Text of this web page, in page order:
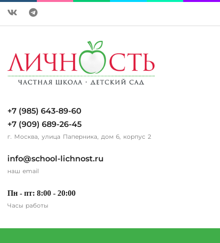
+7 (985) 643-89-60
+7 (909) 689-26-45
г. Москва, улица Паперника, дом 6, корпус 2
info@school-lichnost.ru
наш email
Пн - пт: 8:00 - 20:00
Часы работы